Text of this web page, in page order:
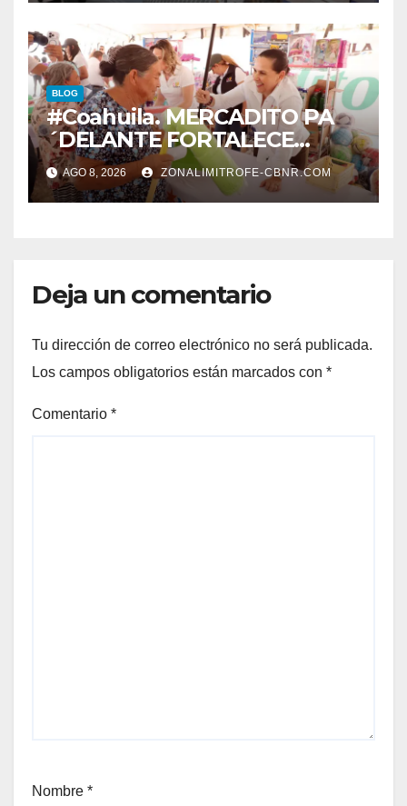
BLOG
#Coahuila. MERCADITO PA
´DELANTE FORTALECE
CUIDADO DEL MEDIO
AMBIENTE Y LA ECONOMÍA
DE MÁS DE 6 MIL 500
AGO 8, 2026 ZONALIMITROFE-CBNR.COM
Deja un comentario
Tu dirección de correo electrónico no será publicada.
Los campos obligatorios están marcados con *
Comentario *
Nombre *